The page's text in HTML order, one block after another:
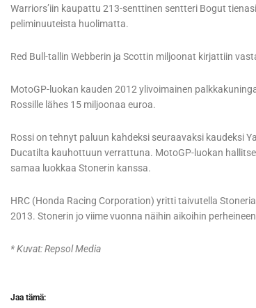
Warriors’iin kaupattu 213-senttinen sentteri Bogut
peliminuuteista huolimatta.
Red Bull-tallin Webberin ja Scottin miljoonat kirjattiin
MotoGP-luokan kauden 2012 ylivoimainen
Rossille lähes 15 miljoonaa euroa.
Rossi on tehnyt paluun kahdeksi seuraavaksi kaudeksi
Ducatilta kauhottuun verrattuna. MotoGP-luokan
samaa luokkaa Stonerin kanssa.
HRC (Honda Racing Corporation) yritti taivutella
2013. Stonerin jo viime vuonna näihin aikoihin
* Kuvat: Repsol Media
Jaa tämä: